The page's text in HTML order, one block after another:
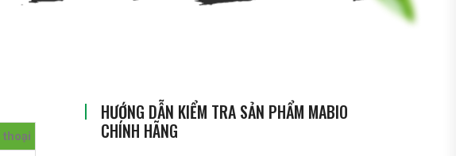
thoại
HƯỚNG DẪN KIỂM TRA SẢN PHẨM MABIO
CHÍNH HÃNG